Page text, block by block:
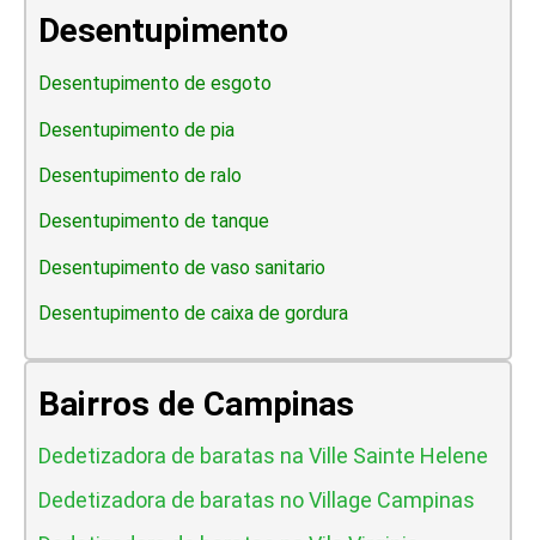
Desentupimento
Desentupimento de esgoto
Desentupimento de pia
Desentupimento de ralo
Desentupimento de tanque
Desentupimento de vaso sanitario
Desentupimento de caixa de gordura
Bairros de Campinas
Dedetizadora de baratas na Ville Sainte Helene
Dedetizadora de baratas no Village Campinas